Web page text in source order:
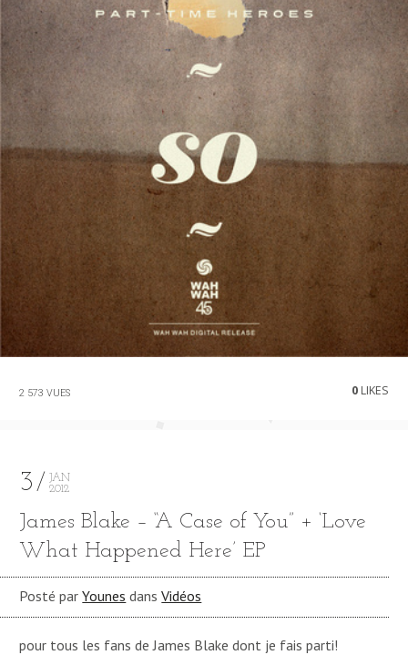
2 573 VUES 0LIKES
3
JAN
2012
James Blake – “A Case of You” + ‘Love
What Happened Here’ EP
Posté parYounes dansVidéos
pour tous les fans de James Blake dont je fais parti!